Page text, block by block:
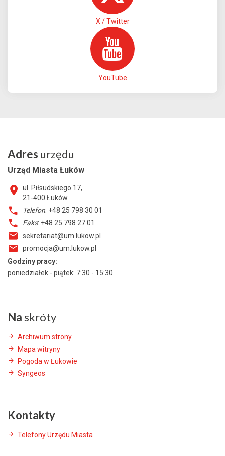
X / Twitter
YouTube
Adres urzędu
Urząd Miasta Łuków
ul. Piłsudskiego 17,
21-400 Łuków
Telefon: +48 25 798 30 01
Faks: +48 25 798 27 01
sekretariat@um.lukow.pl
promocja@um.lukow.pl
Godziny pracy:
poniedziałek - piątek: 7:30 - 15:30
Na skróty
Archiwum strony
Mapa witryny
Pogoda w Łukowie
Syngeos
Kontakty
Telefony Urzędu Miasta